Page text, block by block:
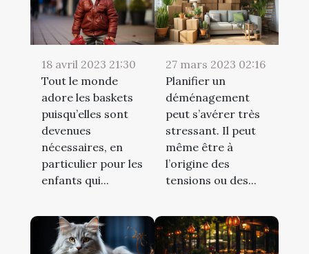
18 avril 2023 21:30
Tout le monde
adore les baskets
puisqu’elles sont
devenues
nécessaires, en
particulier pour les
enfants qui...
27 mars 2023 02:16
Planifier un
déménagement
peut s’avérer très
stressant. Il peut
même être à
l’origine des
tensions ou des...